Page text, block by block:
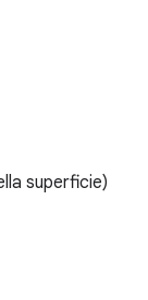
superficie)